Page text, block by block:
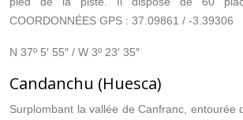
COORDONNÉES GPS : 37.09861 / -3.39306
N 37º 5′ 55″ / W 3º 23′ 35″
Candanchu (Huesca)
Surplombant la vallée de Canfranc, entourée